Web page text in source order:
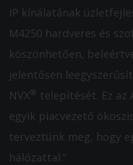
IP kínálatának
M4250 hardveres és
köszönhetően,
jelentősen
NVX® telepítését. Ez az
egyik piacvezető
terveztünk meg, hogy
hálózattal.”